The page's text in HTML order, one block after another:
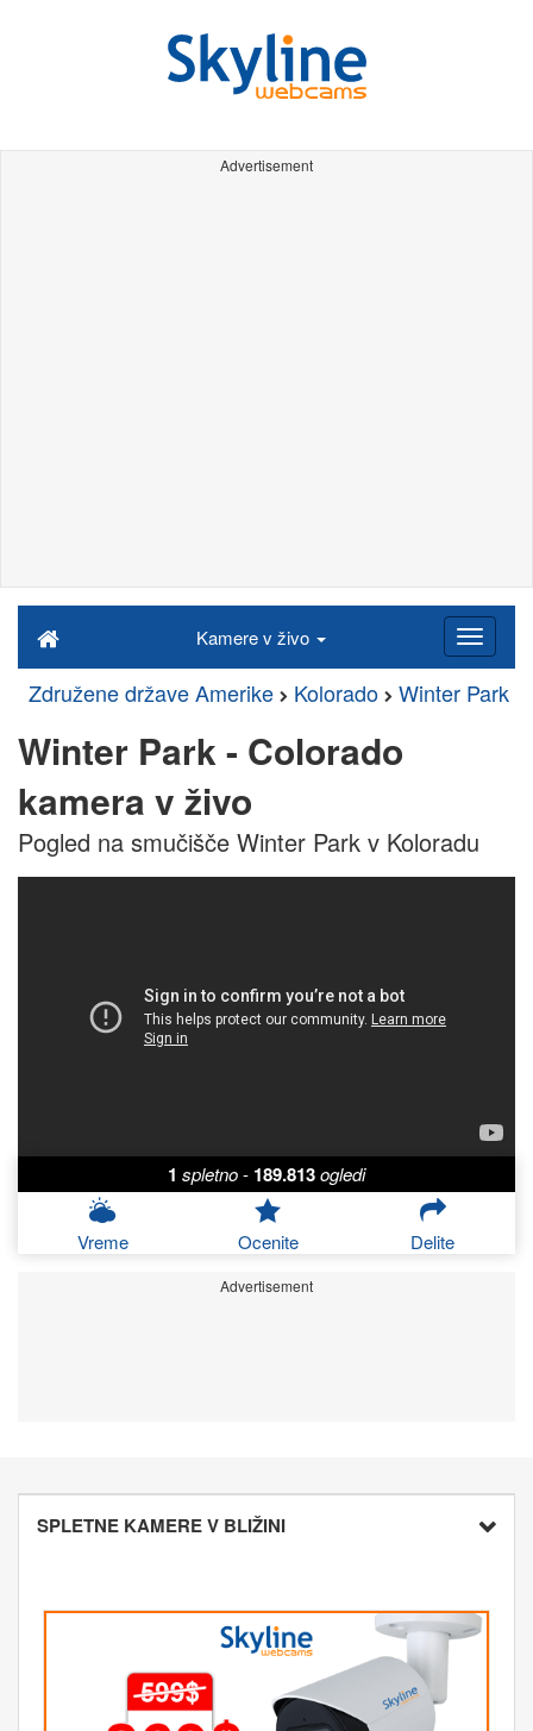
Advertisement
Kamere v živo
Združene države Amerike Kolorado Winter Park
Winter Park - Colorado
kamera v živo
Pogled na smučišče Winter Park v Koloradu
1 spletno- 189.813ogledi
Vreme Ocenite Delite
Advertisement
SPLETNE KAMERE V BLIŽINI